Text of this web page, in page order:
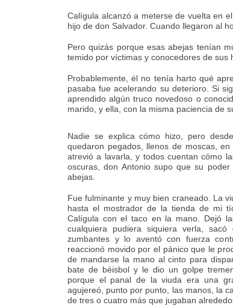
Calígula alcanzó a meterse de vuelta en
hijo de don Salvador. Cuando llegaron al
Pero quizás porque esas abejas tenían
temido por víctimas y conocedores de sus
Probablemente, él no tenía harto qué
pasaba fue acelerando su deterioro. Si
aprendido algún truco novedoso o
marido, y ella, con la misma paciencia de
Nadie se explica cómo hizo, pero
quedaron pegados, llenos de moscas,
atrevió a lavarla, y todos cuentan cómo
oscuras, don Antonio supo que su
abejas.
Fue fulminante y muy bien craneado. La
hasta el mostrador de la tienda de mi
Calígula con el taco en la mano. Dejó
cualquiera pudiera siquiera verla,
zumbantes y lo aventó con fuerza
reaccionó movido por el pánico que le
de mandarse la mano al cinto para
bate de béisbol y le dio un golpe
porque el panal de la viuda era una
agujereó, punto por punto, las manos, la
de tres o cuatro más que jugaban